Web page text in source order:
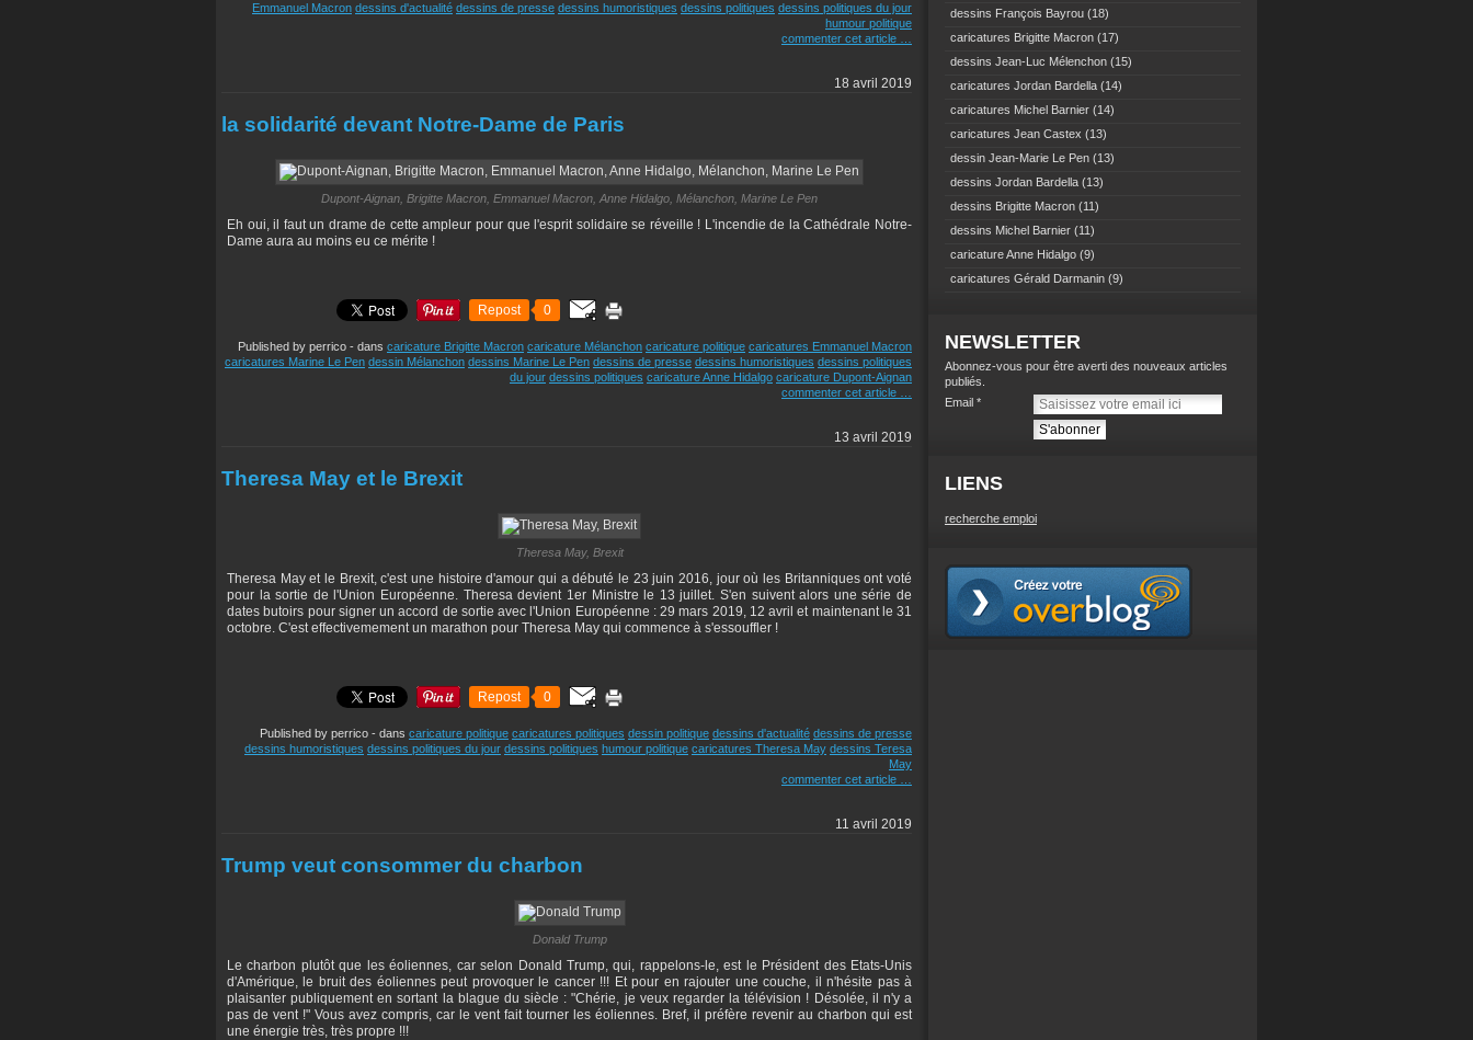
Emmanuel Macron dessins d'actualité dessins de presse dessins humoristiques dessins politiques dessins politiques du jour
humour politique
commenter cet article
18 avril 2019
la solidarité devant Notre-Dame de Paris
Dupont-Aignan, Brigitte Macron, Emmanuel Macron, Anne Hidalgo, Mélanchon, Marine Le Pen
Eh oui, il faut un drame de cette ampleur pour que l'esprit solidaire se réveille ! L'incendie de la Cathédrale Notre-
Dame aura au moins eu ce mérite !
Repost 0
Published by perrico - dans caricature Brigitte Macron caricature Mélanchon caricature politique caricatures Emmanuel Macron
caricatures Marine Le Pen dessin Mélanchon dessins Marine Le Pen dessins de presse dessins humoristiques dessins politiques
du jour dessins politiques caricature Anne Hidalgo caricature Dupont-Aignan
commenter cet article
13 avril 2019
Theresa May et le Brexit
Theresa May, Brexit
Theresa May et le Brexit, c'est une histoire d'amour qui a débuté le 23 juin 2016, jour où les Britanniques ont voté
pour la sortie de l'Union Européenne. Theresa devient 1er Ministre le 13 juillet. S'en suivent alors une série de
dates butoirs pour signer un accord de sortie avec l'Union Européenne : 29 mars 2019, 12 avril et maintenant le 31
octobre. C'est effectivemement un marathon pour Theresa May qui commence à s'essouffler !
Repost 0
Published by perrico - dans caricature politique caricatures politiques dessin politique dessins d'actualité dessins de presse
dessins humoristiques dessins politiques du jour dessins politiques humour politique caricatures Theresa May dessins Teresa
May
commenter cet article
11 avril 2019
Trump veut consommer du charbon
Donald Trump
Le charbon plutôt que les éoliennes, car selon Donald Trump, qui, rappelons-le, est le Président des Etats-Unis
d'Amérique, le bruit des éoliennes peut provoquer le cancer !!! Et pour en rajouter une couche, il n'hésite pas à
plaisanter publiquement en sortant la blague du siècle : "Chérie, je veux regarder la télévision ! Désolée, il n'y a
pas de vent !" Vous avez compris, car le vent fait tourner les éoliennes. Bref, il préfère revenir au charbon qui est
une énergie très, très propre !!!
dessins François Bayrou (18)
caricatures Brigitte Macron (17)
dessins Jean-Luc Mélenchon (15)
caricatures Jordan Bardella (14)
caricatures Michel Barnier (14)
caricatures Jean Castex (13)
dessin Jean-Marie Le Pen (13)
dessins Jordan Bardella (13)
dessins Brigitte Macron (11)
dessins Michel Barnier (11)
caricature Anne Hidalgo (9)
caricatures Gérald Darmanin (9)
NEWSLETTER
Abonnez-vous pour être averti des nouveaux articles
publiés.
Email
LIENS
recherche emploi